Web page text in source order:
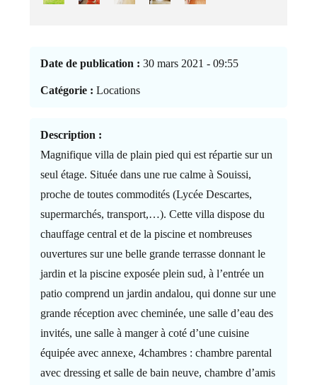
Date de publication : 30 mars 2021 - 09:55
Catégorie : Locations
Description :
Magnifique villa de plain pied qui est répartie sur un
seul étage. Située dans une rue calme à Souissi,
proche de toutes commodités (Lycée Descartes,
supermarchés, transport,…). Cette villa dispose du
chauffage central et de la piscine et nombreuses
ouvertures sur une belle grande terrasse donnant le
jardin et la piscine exposée plein sud, à l’entrée un
patio comprend un jardin andalou, qui donne sur une
grande réception avec cheminée, une salle d’eau des
invités, une salle à manger à coté d’une cuisine
équipée avec annexe, 4chambres : chambre parental
avec dressing et salle de bain neuve, chambre d’amis